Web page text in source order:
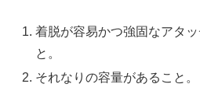
着脱が容易かつ強固なアタ
と。
それなりの容量があること。